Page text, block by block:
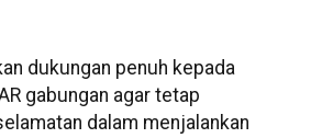
dukungan penuh kepada
gabungan agar tetap
dalam menjalankan